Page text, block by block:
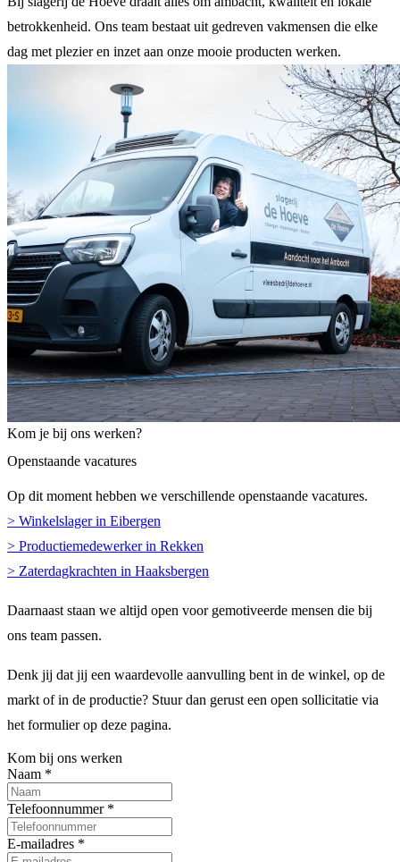
betrokkenheid. Ons team bestaat uit gedreven vakmensen die elke
dag met plezier en inzet aan onze mooie producten werken.
Kom je bij ons werken?
Openstaande vacatures
Op dit moment hebben we verschillende openstaande vacatures.
> Winkelslager in Eibergen
> Productiemedewerker in Rekken
> Zaterdagkrachten in Haaksbergen
Daarnaast staan we altijd open voor gemotiveerde mensen die bij
ons team passen.
Denk jij dat jij een waardevolle aanvulling bent in de winkel, op de
markt of in de productie? Stuur dan gerust een open sollicitatie via
het formulier op deze pagina.
Kom bij ons werken
Naam *
Telefoonnummer *
E-mailadres *